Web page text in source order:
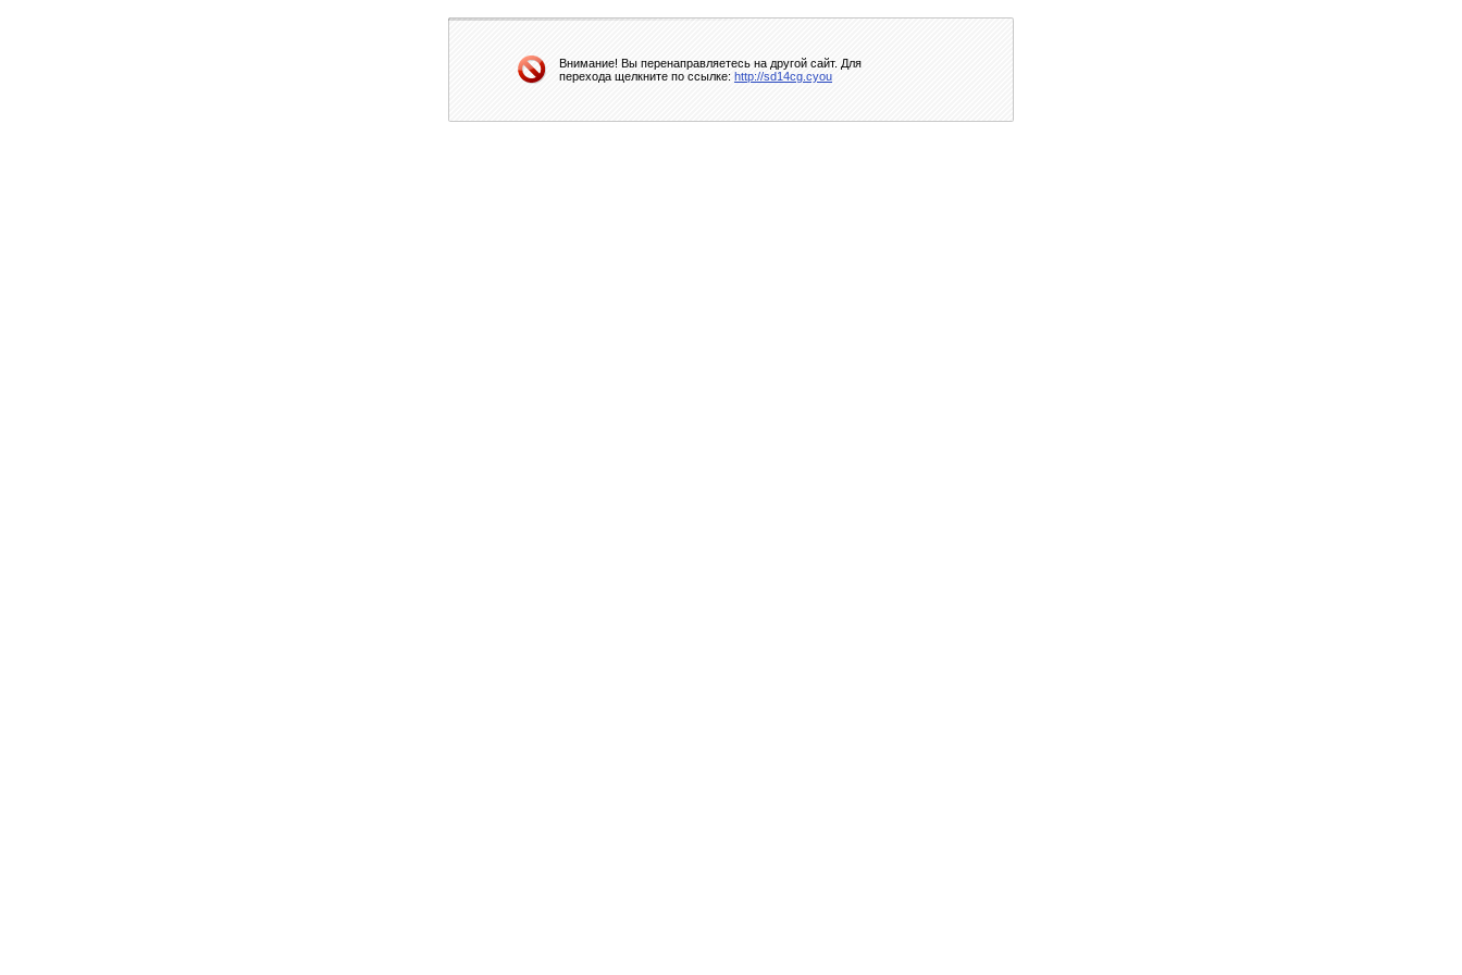
Внимание! Вы перенаправляетесь на другой сайт. Для
перехода щелкните по ссылке: http://sd14cg.cyou